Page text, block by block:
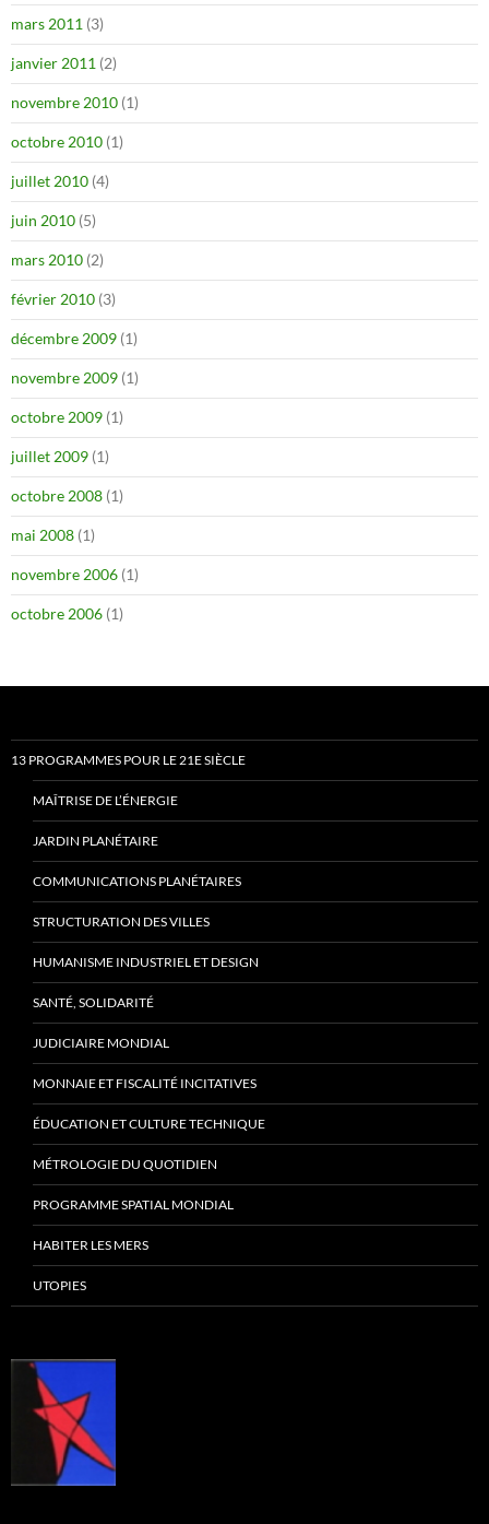
mars 2011 (3)
janvier 2011 (2)
novembre 2010 (1)
octobre 2010 (1)
juillet 2010 (4)
juin 2010 (5)
mars 2010 (2)
février 2010 (3)
décembre 2009 (1)
novembre 2009 (1)
octobre 2009 (1)
juillet 2009 (1)
octobre 2008 (1)
mai 2008 (1)
novembre 2006 (1)
octobre 2006 (1)
13 PROGRAMMES POUR LE 21E SIÈCLE
MAÎTRISE DE L’ÉNERGIE
JARDIN PLANÉTAIRE
COMMUNICATIONS PLANÉTAIRES
STRUCTURATION DES VILLES
HUMANISME INDUSTRIEL ET DESIGN
SANTÉ, SOLIDARITÉ
JUDICIAIRE MONDIAL
MONNAIE ET FISCALITÉ INCITATIVES
ÉDUCATION ET CULTURE TECHNIQUE
MÉTROLOGIE DU QUOTIDIEN
PROGRAMME SPATIAL MONDIAL
HABITER LES MERS
UTOPIES